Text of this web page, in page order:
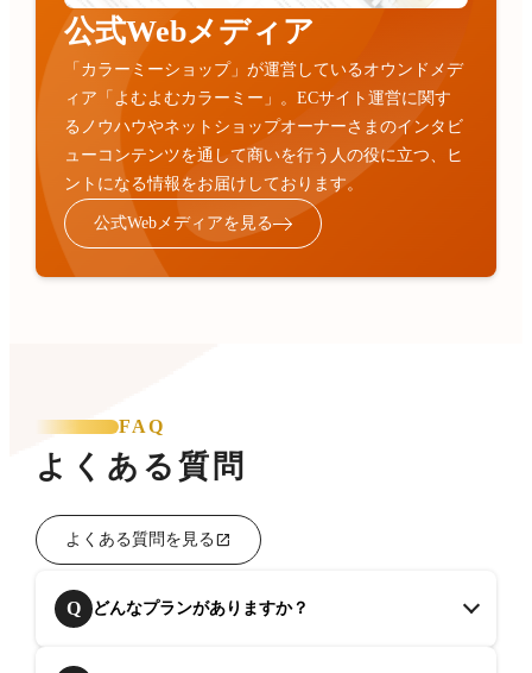
公式Webメディア
「カラーミーショップ」が運営しているオウンドメデ
ィア「よむよむカラーミー」。ECサイト運営に関す
るノウハウやネットショップオーナーさまのインタビ
ューコンテンツを通して商いを行う人の役に立つ、ヒ
ントになる情報をお届けしております。
公式Webメディアを見る
FAQ
よくある質問
よくある質問を見る
Q どんなプランがありますか？